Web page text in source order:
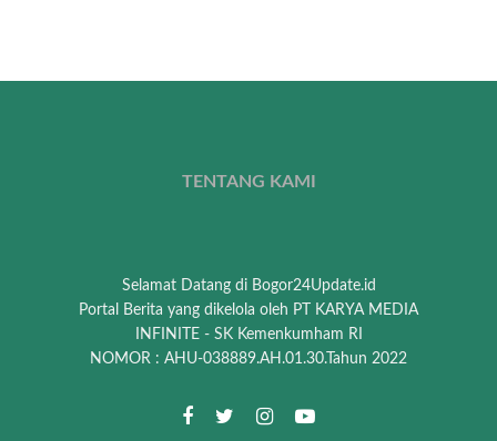
TENTANG KAMI
Selamat Datang di Bogor24Update.id
Portal Berita yang dikelola oleh PT KARYA MEDIA
INFINITE - SK Kemenkumham RI
NOMOR : AHU-038889.AH.01.30.Tahun 2022